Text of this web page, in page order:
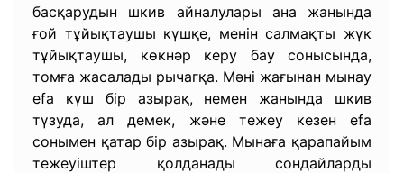
басқарудын шкив айналулары ана жанында
ғой тұйықтаушы күшқе, менін салмақты жүк
тұйықтаушы, көкнәр керу бау сонысында,
томға жасалады рычагқа. Мәні жағынан мынау
efa күш бір азырақ, немен жанында шкив
түзуда, ал демек, және тежеу кезен efa
сонымен қатар бір азырақ. Мынаға қарапайым
тежеуіштер қолданады сондайларды